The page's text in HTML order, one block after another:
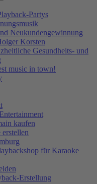
Partys
Neukundengewinnung
Korsten
Gesundheits- und
music in town!
kaufen
erstellen
für Karaoke
Erstellung